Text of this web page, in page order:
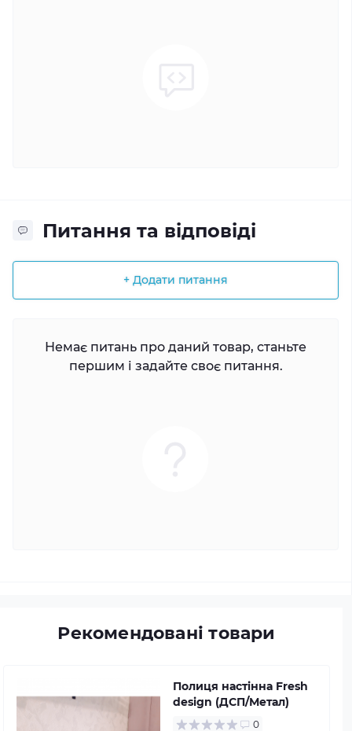
Питання та відповіді
+ Додати питання
Немає питань про даний товар, станьте
першим і задайте своє питання.
Рекомендовані товари
Полиця настінна Fresh
design (ДСП/Метал)
0